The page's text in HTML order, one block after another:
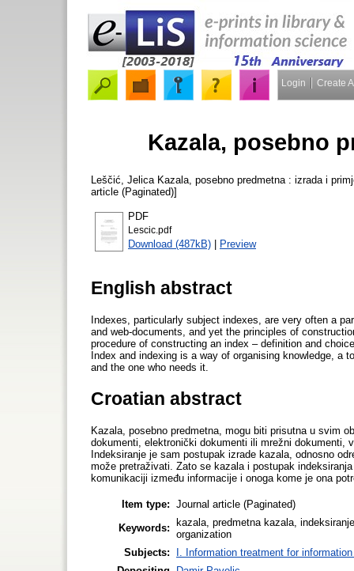
Login Create
Kazala, posebno
Leščić, Jelica Kazala, posebno predmetna : izrada i
article (Paginated)]
PDF
Lescic.pdf
Download (487kB) | Preview
English abstract
Indexes, particularly subject indexes, are very often a
and web-documents, and yet the principles of
procedure of constructing an index – definition and
Index and indexing is a way of organising knowledge, a
and the one who needs it.
Croatian abstract
Kazala, posebno predmetna, mogu biti prisutna u svim
dokumenti, elektronički dokumenti ili mrežni
Indeksiranje je sam postupak izrade kazala, odnosno
može pretraživati. Zato se kazala i postupak
komunikaciji između informacije i onoga kome je ona
Item type: Journal article (Paginated)
Keywords:
kazala, predmetna kazala,
organization
Subjects:
I. Information treatment for